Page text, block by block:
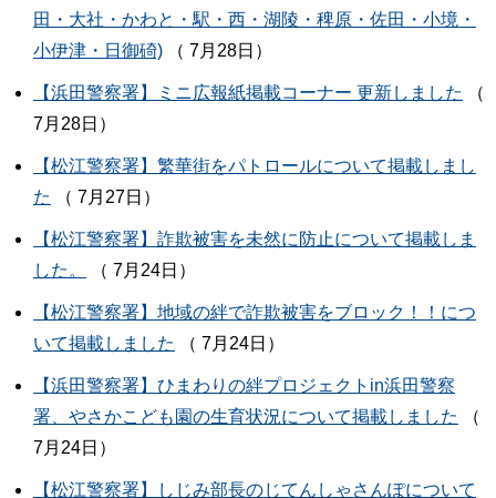
田・大社・かわと・駅・西・湖陵・稗原・佐田・小境・
小伊津・日御碕) （ 7月28日）
【浜田警察署】ミニ広報紙掲載コーナー 更新しました
（
7月28日）
【松江警察署】繁華街をパトロールについて掲載しまし
た
（ 7月27日）
【松江警察署】詐欺被害を未然に防止について掲載しま
した。
（ 7月24日）
【松江警察署】地域の絆で詐欺被害をブロック！！につ
いて掲載しました
（ 7月24日）
【浜田警察署】ひまわりの絆プロジェクトin浜田警察
署、やさかこども園の生育状況について掲載しました
（
7月24日）
【松江警察署】しじみ部長のじてんしゃさんぽについて